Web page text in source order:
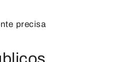
precisa